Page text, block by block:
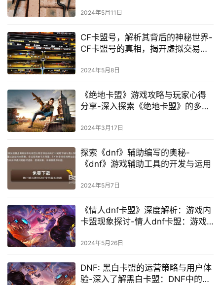
2024年5月11日
CF卡盟号，解析其背后的神秘世界-
CF卡盟号的真相，揭开虚拟交易的
2024年5月8日
《绝地卡盟》游戏攻略与玩家心得
分享-深入探索《绝地卡盟》的多人
2024年3月17日
探索《dnf》辅助编写的奥秘-
《dnf》游戏辅助工具的开发与运用
2024年5月7日
《情人dnf卡盟》深度解析：游戏内
卡盟现象探讨-情人dnf卡盟：游戏
2024年5月26日
DNF: 黑白卡盟的运营策略与用户体
验-深入了解黑白卡盟：DNF中的卡